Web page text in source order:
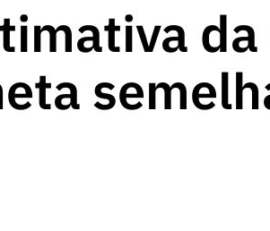
da